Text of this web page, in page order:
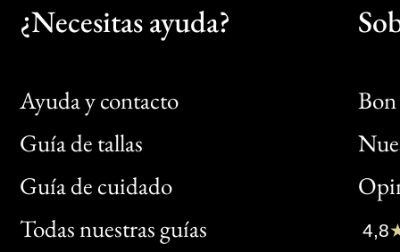
¿Necesitas ayuda?
Ayuda y contacto
Guía de tallas
Guía de cuidado
Todas nuestras guías
Bon
Clic
4,8